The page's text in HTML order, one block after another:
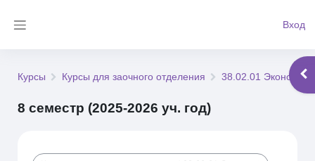
Вход
Курсы Курсы для заочного отделения 38.02.01 Экономика
8 семестр (2025-2026 уч. год)